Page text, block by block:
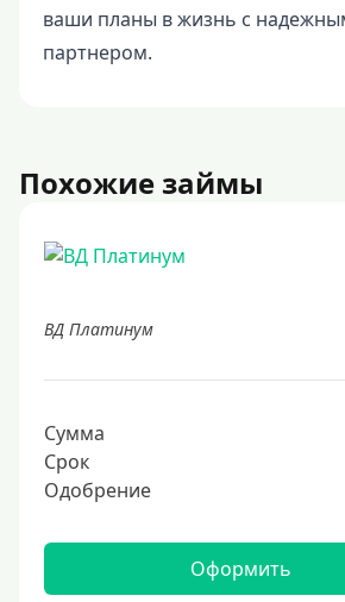
ваши планы в жизнь с
партнером.
Похожие займы
ВД Платинум
Сумма
Срок
Одобрение
Оформить